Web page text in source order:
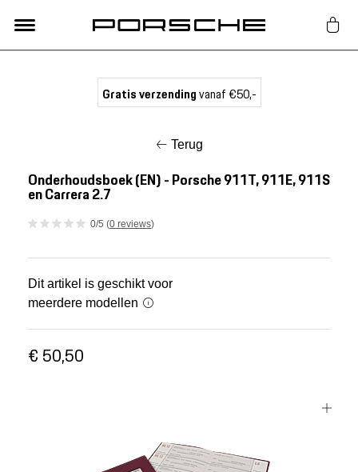
Nieuw
Mijn account
Gratis verzendingvanaf €50,-
Terug
Onderhoudsboek (EN) - Porsche 911T, 911E, 911S
en Carrera 2.7
0/5 (0 reviews)
Dit artikel is geschikt voor
meerdere modellen
€ 50,50